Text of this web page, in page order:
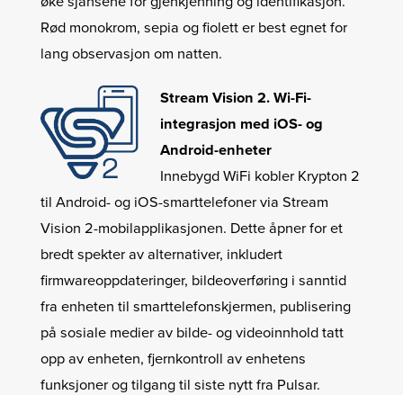
Rød monokrom, sepia og fiolett er best egnet for
lang observasjon om natten.
Stream Vision 2. Wi-Fi-
integrasjon med iOS- og
Android-enheter
Innebygd WiFi kobler Krypton 2
til Android- og iOS-smarttelefoner via Stream
Vision 2-mobilapplikasjonen. Dette åpner for et
bredt spekter av alternativer, inkludert
firmwareoppdateringer, bildeoverføring i sanntid
fra enheten til smarttelefonskjermen, publisering
på sosiale medier av bilde- og videoinnhold tatt
opp av enheten, fjernkontroll av enhetens
funksjoner og tilgang til siste nytt fra Pulsar.